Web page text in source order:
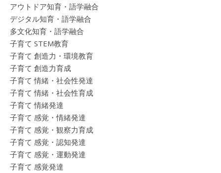
アウトドア知育・語学融合
デジタル知育・語学融合
多文化知育・語学融合
子育て STEM教育
子育て 創造力・環境教育
子育て 創造力育成
子育て 情緒・社会性発達
子育て 情緒・社会性育成
子育て 情緒発達
子育て 感覚・情緒発達
子育て 感覚・観察力育成
子育て 感覚・認知発達
子育て 感覚・運動発達
子育て 感覚発達